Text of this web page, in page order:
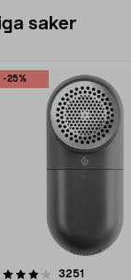
saker
-25%
3251
4.5av 5 stjärnor